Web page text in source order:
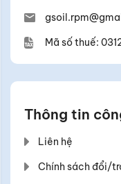
Mã số thuế:
Thông tin
Liên hệ
Chính sách đổi/